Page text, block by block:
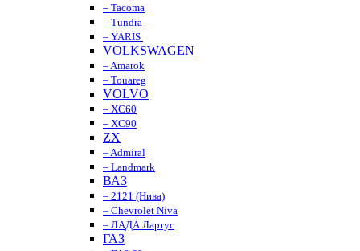
– Tacoma
– Tundra
– YARIS
VOLKSWAGEN
– Amarok
– Touareg
VOLVO
– XC60
– XC90
ZX
– Admiral
– Landmark
ВАЗ
– 2121 (Нива)
– Chevrolet Niva
– ЛАДА Ларгус
ГАЗ